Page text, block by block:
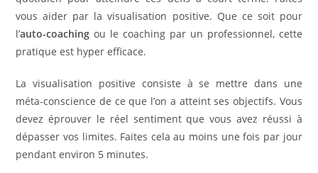
vous aider par la visualisation positive. Que ce soit pour
l’auto-coaching ou le coaching par un professionnel, cette
pratique est hyper efficace.
La visualisation positive consiste à se mettre dans une
méta-conscience de ce que l’on a atteint ses objectifs. Vous
devez éprouver le réel sentiment que vous avez réussi à
dépasser vos limites. Faites cela au moins une fois par jour
pendant environ 5 minutes.